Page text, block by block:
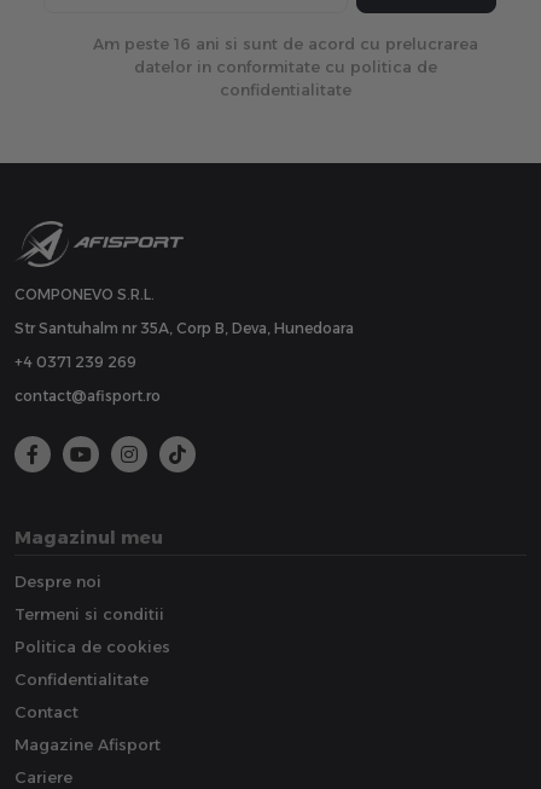
Am peste 16 ani si sunt de acord cu prelucrarea
datelor in conformitate cu politica de
confidentialitate
COMPONEVO S.R.L.
Str Santuhalm nr 35A, Corp B, Deva, Hunedoara
+4 0371 239 269
contact@afisport.ro
Magazinul meu
Despre noi
Termeni si conditii
Politica de cookies
Confidentialitate
Contact
Magazine Afisport
Cariere